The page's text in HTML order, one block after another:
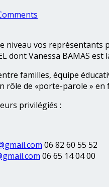
vos représentants
dont Vanessa BAMAS
familles, équipe
rôle de «porte-parole »
privilégiés :
06 82 60 55 52
06 65 14 04 00